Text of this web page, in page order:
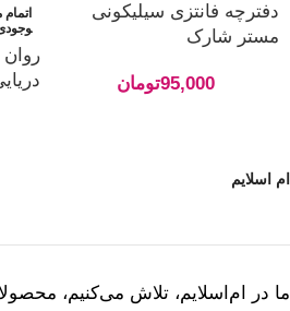
دفترچه فانتزی سیلیکونی
مستر شارک
95,000تومان
اتمام
ام اسلایم
ما در ام‌اسلایم، تلاش می‌کنیم،